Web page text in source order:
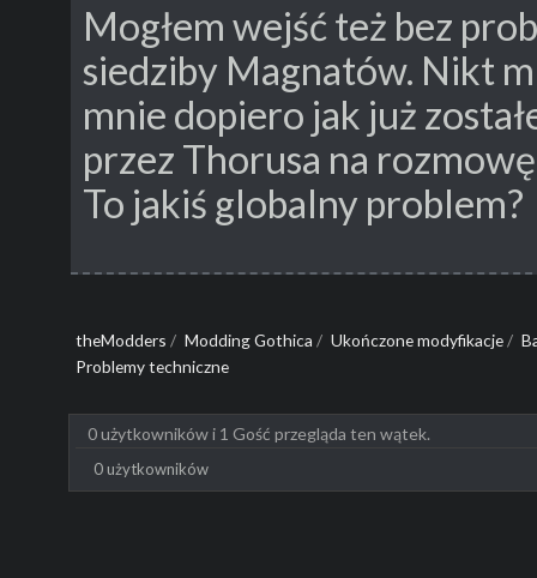
Mogłem wejść też bez
siedziby Magnatów. Nikt
mnie dopiero jak już
przez Thorusa na
To jakiś globalny problem?
theModders / Modding Gothica / Ukończone modyfikacje/
Problemy techniczne
0 użytkowników i 1 Gość przegląda ten wątek.
0 użytkowników